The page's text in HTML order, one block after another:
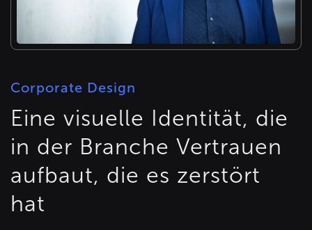
Corporate Design
Eine visuelle Identität, die
in der Branche Vertrauen
aufbaut, die es zerstört
hat